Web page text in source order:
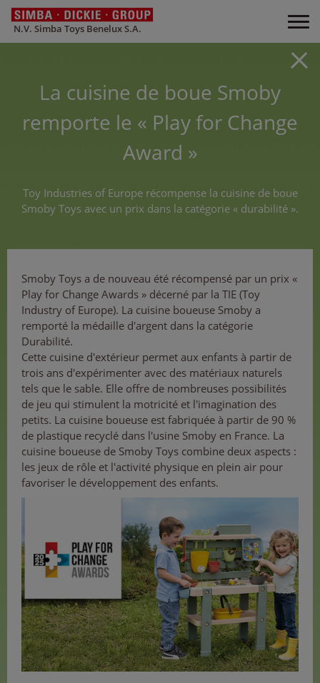
N.V. Simba Toys Benelux S.A.
La cuisine de boue Smoby
remporte le « Play for Change
Award »
Toy Industries of Europe récompense la cuisine de boue
Smoby Toys avec un prix dans la catégorie « durabilité ».
Smoby Toys a de nouveau été récompensé par un prix «
Play for Change Awards » décerné par la TIE (Toy
Industry of Europe). La cuisine boueuse Smoby a
remporté la médaille d'argent dans la catégorie
Durabilité.
Cette cuisine d'extérieur permet aux enfants à partir de
trois ans d'expérimenter avec des matériaux naturels
tels que le sable. Elle offre de nombreuses possibilités
de jeu qui stimulent la motricité et l'imagination des
petits. La cuisine boueuse est fabriquée à partir de 90 %
de plastique recyclé dans l'usine Smoby en France. La
cuisine boueuse de Smoby Toys combine deux aspects :
les jeux de rôle et l'activité physique en plein air pour
favoriser le développement des enfants.